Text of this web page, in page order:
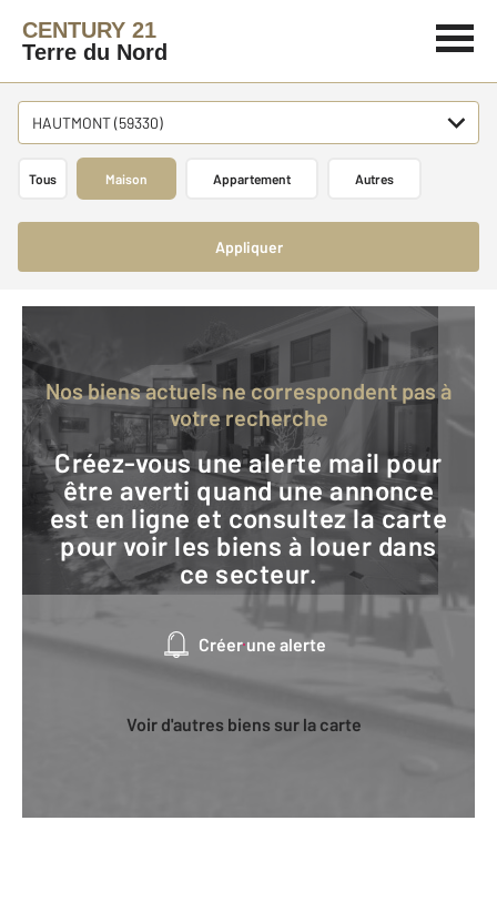
CENTURY 21
Terre du Nord
HAUTMONT (59330)
Tous Maison Appartement Autres
Appliquer
Nos biens actuels ne correspondent pas à
votre recherche
Créez-vous une alerte mail pour
être averti quand une annonce
est en ligne et consultez la carte
pour voir les biens à louer dans
ce secteur.
Créer une alerte
Voir d'autres biens sur la carte